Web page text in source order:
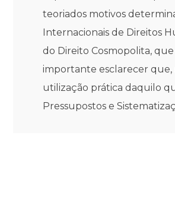
teoriados motivos
Internacionais de Direitos
do Direito Cosmopolita,
importante esclarecer que,
utilização prática daquilo
Pressupostos e